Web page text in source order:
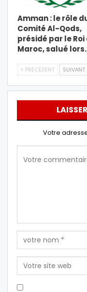
Amman : le rôle
Comité Al-Qods,
présidé par le Roi
Maroc, salué
PRÉCÉDENT SUIVANT
Votre